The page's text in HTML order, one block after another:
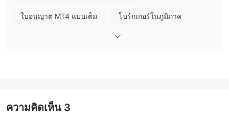
การกระจายเสียงสูงเมื่อเทียบกับอุตสาหกรรมและค่าคอมมิชชั่นเป็น
แพลตฟอร์มการซื้อขาย
ใบอนุญาต MT4 แบบเต็ม โบร์กเกอร์ในภูมิภาค
ความคิดเห็น 3